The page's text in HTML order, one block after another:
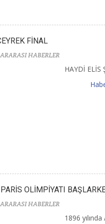
FİNAL
HABERLER
HAYDİ ELİS
OLİMPİYATI
HABERLER
1896